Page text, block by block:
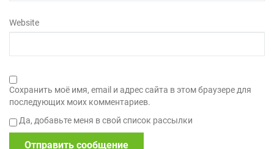
Website
Сохранить моё имя, email и адрес сайта в этом браузере для
последующих моих комментариев.
Да, добавьте меня в свой список рассылки